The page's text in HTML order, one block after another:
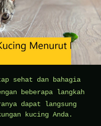
sehat dan bahagia
beberapa langkah
dapat langsung
kucing Anda.